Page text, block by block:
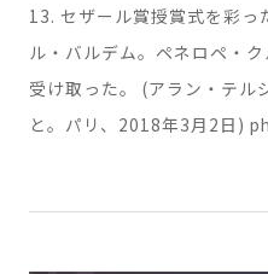
13. セザール賞授賞式を彩
ル・バルデム。ペネロペ・
受け取った。 (アラン・テル